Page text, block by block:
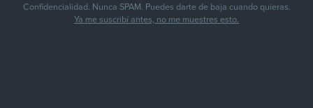
Confidencialidad. Nunca SPAM. Puedes darte de baja cuando quieras.
Ya me suscribí antes, no me muestres esto.